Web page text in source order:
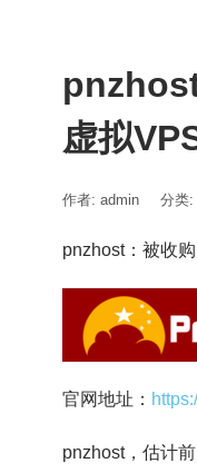
虚拟
作者: admin 分类:
pnzhost：被收
官网地址：
pnzhost，估计